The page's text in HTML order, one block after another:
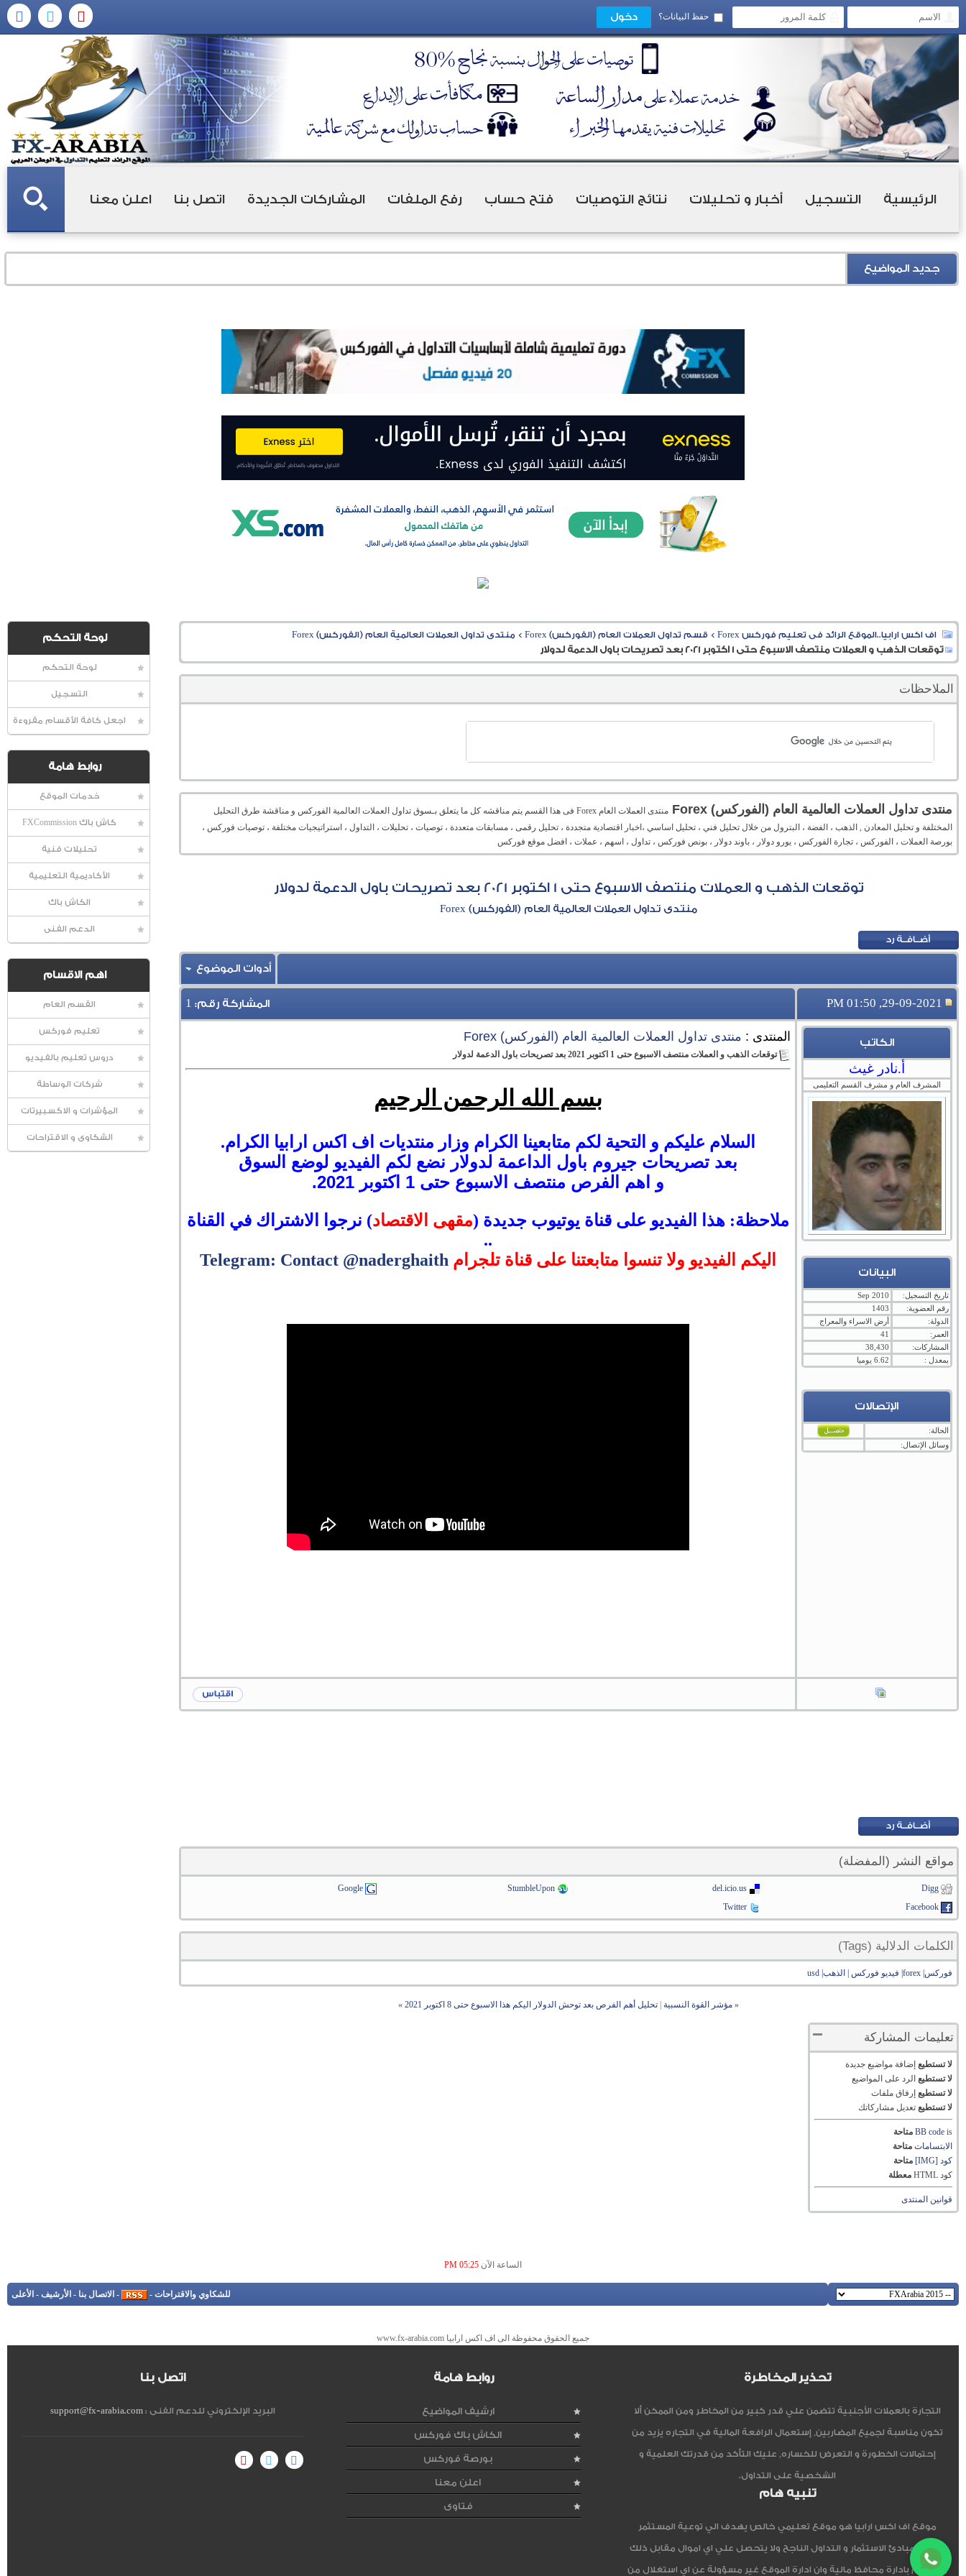
حفظ البيانات؟
الرئيسية التسجيل أخبار و تحليلات نتائج التوصيات فتح حساب رفع الملفات المشاركات الجديدة اتصل بنا اعلن معنا
جديد المواضيع
لوحة التحكم
لوحة التحكم
التسجيل
اجعل كافة الأقسام مقروءة
روابط هامة
خدمات الموقع
كاش باك FXCommission
تحليلات فنية
الأكاديمية التعليمية
الكاش باك
الدعم الفنى
اهم الاقسام
القسم العام
تعليم فوركس
دروس تعليم بالفيديو
شركات الوساطة
المؤشرات و الاكسبيرتات
الشكاوى و الاقتراحات
اف اكس ارابيا..الموقع الرائد فى تعليم فوركس Forex > قسم تداول العملات العام (الفوركس) Forex > منتدى تداول العملات العالمية العام (الفوركس) Forex
توقعات الذهب و العملات منتصف الاسبوع حتى 1 اكتوبر 2021 بعد تصريحات باول الدعمة لدولار
الملاحظات
منتدى تداول العملات العالمية العام (الفوركس) Forex
منتدى العملات العام Forex فى هذا القسم يتم مناقشه كل ما يتعلق بـسوق تداول العملات العالمية الفوركس و مناقشة طرق التحليل
المختلفة و تحليل المعادن , الذهب ، الفضة ، البترول من خلال تحليل فني ، تحليل اساسي ،اخبار اقتصادية متجددة ، تحليل رقمى ، مسابقات متعددة ، توصيات ، تحليلات ، التداول ، استراتيجيات مختلفة ، توصيات فوركس ،
بورصة العملات ، الفوركس ، تجارة الفوركس ، يورو دولار ، باوند دولار ، بونص فوركس ، تداول ، اسهم ، عملات ، افضل موقع فوركس
توقعات الذهب و العملات منتصف الاسبوع حتى 1 اكتوبر 2021 بعد تصريحات باول الدعمة لدولار
منتدى تداول العملات العالمية العام (الفوركس) Forex
أدوات الموضوع
29-09-2021, 01:50 PM المشاركة رقم: 1
الكاتب
أ.نادر غيث
المشرف العام و مشرف القسم التعليمى
البيانات
تاريخ التسجيل:
Sep 2010
رقم العضوية:
1403
الدولة:
أرض الاسراء والمعراج
العمر:
41
المشاركات:
38,430
بمعدل :
6.62 يوميا
الإتصالات
الحالة:
وسائل الإتصال:
المنتدى : منتدى تداول العملات العالمية العام (الفوركس) Forex
توقعات الذهب و العملات منتصف الاسبوع حتى 1 اكتوبر 2021 بعد تصريحات باول الدعمة لدولار
بسم الله الرحمن الرحيم
السلام عليكم و التحية لكم متابعينا الكرام وزار منتديات اف اكس ارابيا الكرام.
بعد تصريحات جيروم باول الداعمة لدولار نضع لكم الفيديو لوضع السوق
و اهم الفرص منتصف الاسبوع حتى 1 اكتوبر 2021.
ملاحظة: هذا الفيديو على قناة يوتيوب جديدة (مقهى الاقتصاد) نرجوا الاشتراك في القناة
..
اليكم الفيديو ولا تنسوا متابعتنا على قناة تلجرام Telegram: Contact @naderghaith
مواقع النشر (المفضلة)
Digg
del.icio.us
StumbleUpon
Google
Facebook
Twitter
الكلمات الدلالية (Tags)
فوركس| forex| فيديو فوركس | الذهب| usd
« مؤشر القوة النسبية تحليل أهم الفرص بعد توحش الدولار اليكم هذا الاسبوع حتى 8 اكتوبر 2021 »
تعليمات المشاركة
لا تستطيع إضافة مواضيع جديدة
لا تستطيع الرد على المواضيع
لا تستطيع إرفاق ملفات
لا تستطيع تعديل مشاركاتك
BB codeis
متاحة
الابتسامات متاحة
كود [IMG]
متاحة
كود HTML
معطلة
قوانين المنتدى
الساعة الآن 05:25 PM
للشكاوي والاقتراحات -
- الاتصال بنا - الأرشيف - الأعلى
جميع الحقوق محفوظة الى اف اكس ارابيا www.fx-arabia.com
تحذير المخاطرة
التجارة بالعملات الأجنبية تتضمن علي قدر كبير من المخاطر ومن الممكن ألا
تكون مناسبة لجميع المضاربين, إستعمال الرافعة المالية في التجاره يزيد من
إحتمالات الخطورة و التعرض للخساره, عليك التأكد من قدرتك العلمية و
الشخصية على التداول.
تنبيه هام
موقع اف اكس ارابيا هو موقع تعليمي خالص يهدف الي توعية المستثمر
العربي مبادئ الاستثمار و التداول الناجح ولا يتحصل علي اي اموال مقابل ذلك
ولا يقوم بادارة محافظ مالية وان ادارة الموقع غير مسؤولة عن اي استغلال من
روابط هامة
ارشيف المواضيع
الكاش باك فوركس
بورصة فوركس
اعلن معنا
فتاوى
اتصل بنا
البريد الإلكتروني للدعم الفنى :support@fx-arabia.com